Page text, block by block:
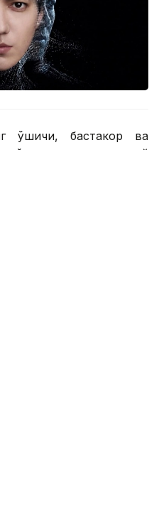
қўшиқчи, бастакор ва
кўп қиррали ижодий